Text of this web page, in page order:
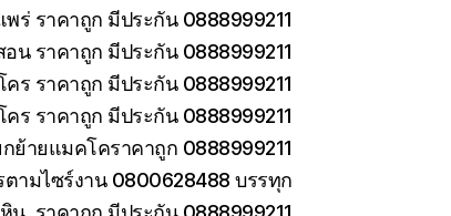
ร่ ราคาถูก มีประกัน 0888999211
น ราคาถูก มีประกัน 0888999211
ร ราคาถูก มีประกัน 0888999211
ร ราคาถูก มีประกัน 0888999211
ย้ายแมคโคราคาถูก 0888999211
ตามไซร์งาน 0800628488 บรรทุก